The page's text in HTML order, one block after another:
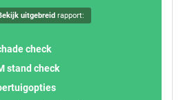
uitgebreidrapport:
check
stand check